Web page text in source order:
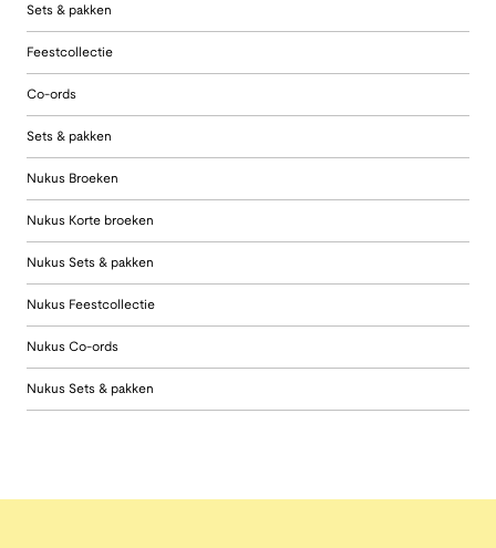
Sets & pakken
Feestcollectie
Co-ords
Sets & pakken
Nukus Broeken
Nukus Korte broeken
Nukus Sets & pakken
Nukus Feestcollectie
Nukus Co-ords
Nukus Sets & pakken